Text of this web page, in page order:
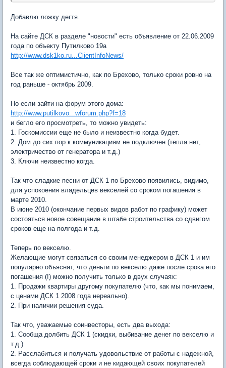
Добавлю ложку дегтя.
На сайте ДСК в разделе "новости" есть объявление от 22.06.2009
года по объекту Путилково 19а
http://www.dsk1ko.ru...ClientInfoNews/
Все так же оптимистично, как по Брехово, только сроки ровно на
год раньше - октябрь 2009.
Но если зайти на форум этого дома:
http://www.putilkovo...wforum.php?f=18
и бегло его просмотреть, то можно увидеть:
1. Госкомиссии еще не было и неизвестно когда будет.
2. Дом до сих пор к коммуникациям не подключен (тепла нет,
электричество от генератора и т.д.)
3. Ключи неизвестно когда.
Так что сладкие песни от ДСК 1 по Брехово появились, видимо,
для успокоения владельцев векселей со сроком погашения в
марте 2010.
В июне 2010 (окончание первых видов работ по графику) может
состояться новое совещание в штабе строительства со сдвигом
сроков еще на полгода и т.д.
Теперь по векселю.
Желающие могут связаться со своим менеджером в ДСК 1 и им
популярно объяснят, что деньги по векселю даже после срока его
погашения (!) можно получить только в двух случаях:
1. Продажи квартиры другому покупателю (что, как мы понимаем,
с ценами ДСК 1 2008 года нереально).
2. При наличии решения суда.
Так что, уважаемые соинвесторы, есть два выхода:
1. Сообща долбить ДСК 1 (скидки, выбивание денег по векселю и
т.д.)
2. Расслабиться и получать удовольствие от работы с надежной,
всегда соблюдающей сроки и не кидающей своих покупателей